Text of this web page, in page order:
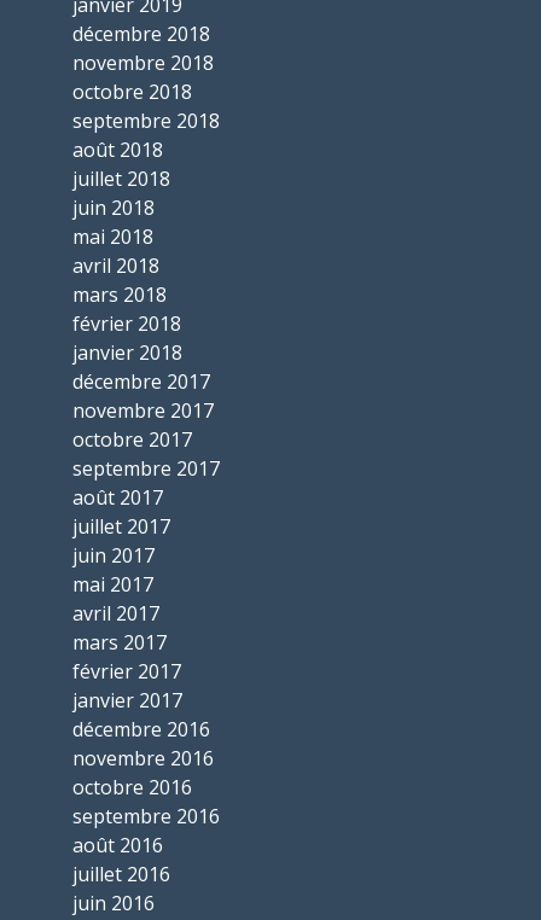
décembre 2018
novembre 2018
octobre 2018
septembre 2018
août 2018
juillet 2018
juin 2018
mai 2018
avril 2018
mars 2018
février 2018
janvier 2018
décembre 2017
novembre 2017
octobre 2017
septembre 2017
août 2017
juillet 2017
juin 2017
mai 2017
avril 2017
mars 2017
février 2017
janvier 2017
décembre 2016
novembre 2016
octobre 2016
septembre 2016
août 2016
juillet 2016
juin 2016